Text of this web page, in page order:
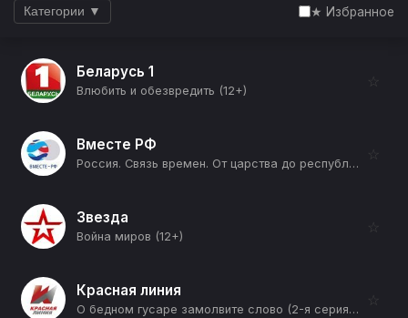
Категории ▼ ★ Избранное
Беларусь 1
Влюбить и обезвредить (12+)
☆
Вместе РФ
Россия. Связь времен. От царства до республики (Примирение) (12+)
☆
Звезда
Война миров (12+)
☆
Красная линия
О бедном гусаре замолвите слово (2-я серия) (12+)
☆